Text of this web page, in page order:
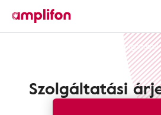
Szolgáltatási